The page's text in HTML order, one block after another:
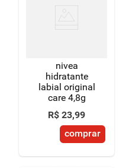
nivea
hidratante
labial original
care 4,8g
R$ 23,99
comprar